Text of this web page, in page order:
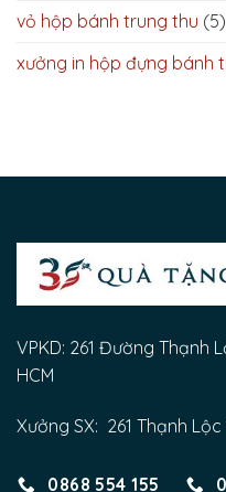
vỏ hộp bánh trung thu (5)
xưởng in hộp đựng bánh
VPKD: 261 Đường Thạnh
HCM
Xưởng SX: 261 Thạnh Lộc
0868 554 155